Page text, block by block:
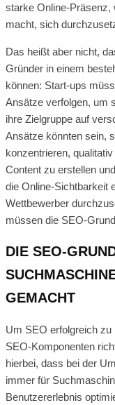
starke Online-Präsenz,
macht, sich
Das heißt aber nicht,
Gründer in einem
können: Start-ups
Ansätze verfolgen, um
ihre Zielgruppe auf
Ansätze könnten sein,
konzentrieren,
Content zu erstellen
die Online-Sichtbarkeit
Wettbewerber
müssen die SEO-
DIE SEO-
GEMACHT
Um SEO erfolgreich
SEO-Komponenten
hierbei, dass bei der
immer für
Benutzererlebnis